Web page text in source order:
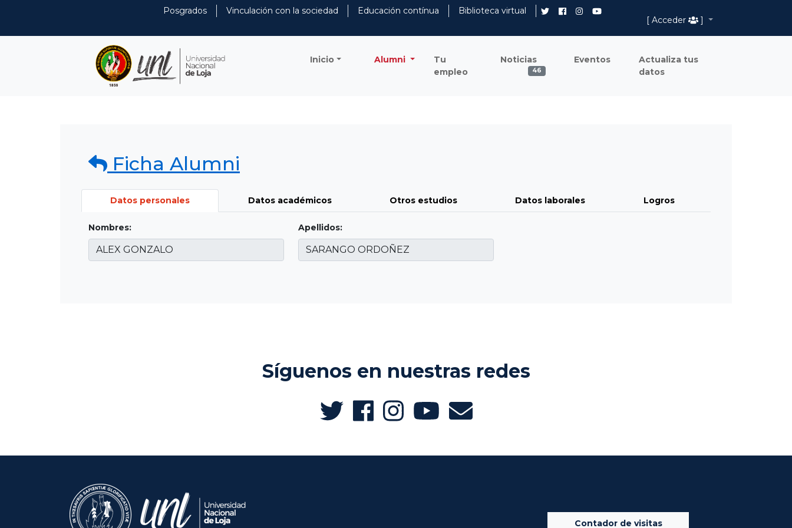
Posgrados Vinculación con la sociedad Educación contínua
Biblioteca virtual
[ Acceder
]
Inicio Alumni
Tu
empleo
Noticias
46
Eventos
Actualiza tus
datos
Ficha Alumni
Datos personales Datos académicos Otros estudios Datos laborales Logros
Nombres: Apellidos:
Síguenos en nuestras redes
Contador de visitas